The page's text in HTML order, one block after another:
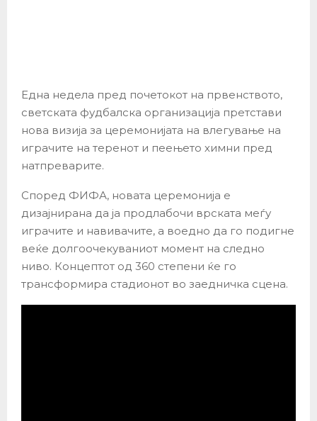
Една недела пред почетокот на првенството,
светската фудбалска организација претстави
нова визија за церемонијата на влегување на
играчите на теренот и пеењето химни пред
натпреварите.
Според ФИФА, новата церемонија е
дизајнирана да ја продлабочи врската меѓу
играчите и навивачите, а воедно да го подигне
веќе долгоочекуваниот момент на следно
ниво. Концептот од 360 степени ќе го
трансформира стадионот во заедничка сцена.